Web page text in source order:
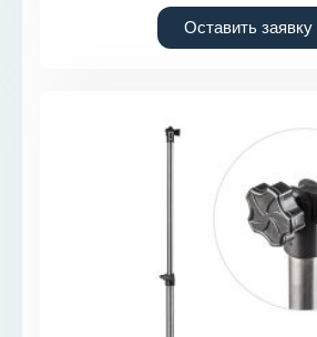
Оставить заявку